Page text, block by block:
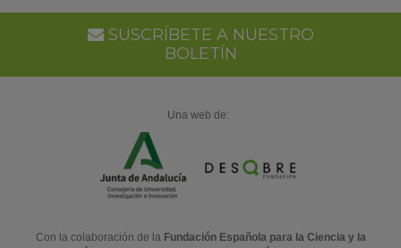
SUSCRÍBETE A NUESTRO
BOLETÍN
Una web de:
Con la colaboración de la Fundación Española para la Ciencia y la